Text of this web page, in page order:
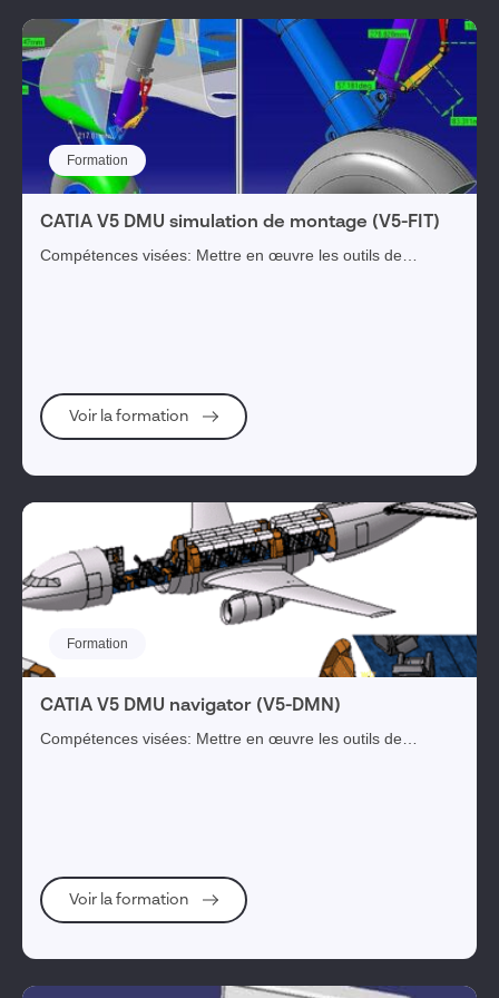
Solutions complémentaires
Visiativ Gestion Immobilière
IA
Dassault Systèmes
Visiativ Merchandising
Réinitialiser les filtres
1tag(s) sélectionné(s)
Valider ma sélection
Formation
CATIA V5 DMU simulation de montage (V5-FIT)
Compétences visées: Mettre en œuvre les outils de
Voir la formation
Formation
CATIA V5 DMU navigator (V5-DMN)
Compétences visées: Mettre en œuvre les outils de
Voir la formation